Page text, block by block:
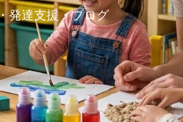
発達支援・ブログ